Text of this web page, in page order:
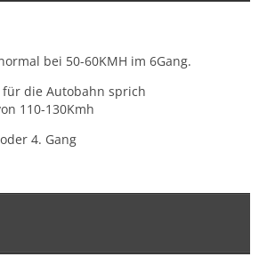
bei 50-60KMH im 6Gang.
die Autobahn sprich
110-130Kmh
4. Gang